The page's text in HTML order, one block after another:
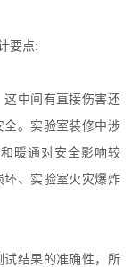
要点:
中间有直接伤害还
。实验室装修中涉
暖通对安全影响较
、实验室火灾爆炸
结果的准确性，所